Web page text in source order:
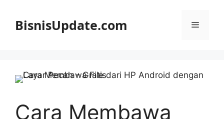
BisnisUpdate.com Menu
Cara Membawa